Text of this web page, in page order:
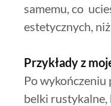
samemu, co
estetycznych,
Przykłady z
Po wykończeniu
belki rustykalne,